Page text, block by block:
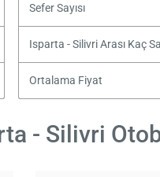
Sefer Sayısı
Isparta - Silivri Arası Kaç
Ortalama Fiyat
- Silivri